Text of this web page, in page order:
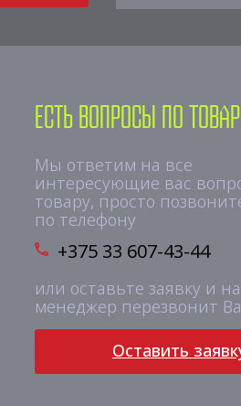
Есть вопросы по
Мы ответим на все
интересующие вас
товару, просто
по телефону
+375 33 607-43-44
или оставьте заявку и
менеджер перезвонит
Оставить